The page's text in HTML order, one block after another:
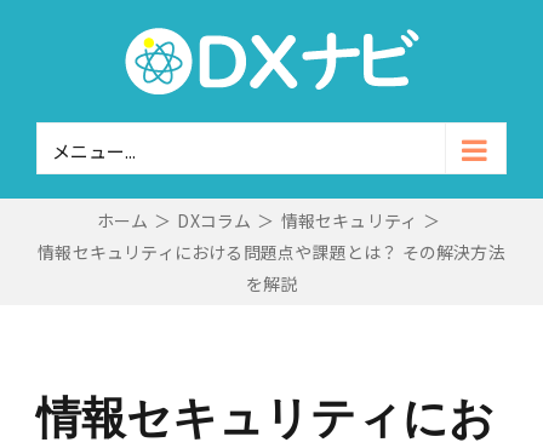
メニュー...
ホーム ＞ DXコラム ＞ 情報セキュリティ ＞
情報セキュリティにおける問題点や課題とは？ その解決方法
を解説
情報セキュリティにお